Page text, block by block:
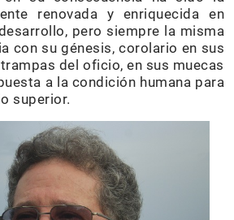
renovada y enriquecida en
pero siempre la misma
con su génesis, corolario en sus
del oficio, en sus muecas
a la condición humana para
superior.